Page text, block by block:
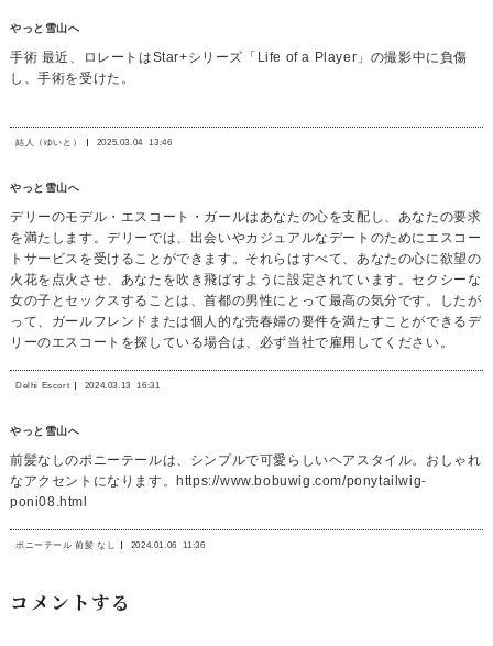
やっと雪山へ
手術 最近、ロレートはStar+シリーズ「Life of a Player」の撮影中に負傷
し、手術を受けた。
結人（ゆいと） 2025.03.04 13:46
やっと雪山へ
デリーのモデル・エスコート・ガールはあなたの心を支配し、あなたの要求
を満たします。デリーでは、出会いやカジュアルなデートのためにエスコー
トサービスを受けることができます。それらはすべて、あなたの心に欲望の
火花を点火させ、あなたを吹き飛ばすように設定されています。セクシーな
女の子とセックスすることは、首都の男性にとって最高の気分です。したが
って、ガールフレンドまたは個人的な売春婦の要件を満たすことができるデ
リーのエスコートを探している場合は、必ず当社で雇用してください。
Delhi Escort 2024.03.13 16:31
やっと雪山へ
前髪なしのポニーテールは、シンプルで可愛らしいヘアスタイル。おしゃれ
なアクセントになります。https://www.bobuwig.com/ponytailwig-
poni08.html
ポニーテール 前髪 なし 2024.01.06 11:36
コメントする